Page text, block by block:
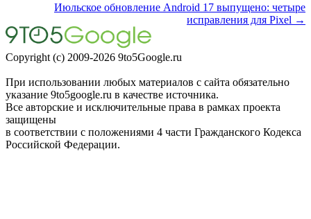
Июльское обновление Android 17 выпущено: четыре
исправления для Pixel →
Copyright (c) 2009-2026 9to5Google.ru
При использовании любых материалов с сайта обязательно
указание 9to5google.ru в качестве источника.
Все авторские и исключительные права в рамках проекта
защищены
в соответствии с положениями 4 части Гражданского Кодекса
Российской Федерации.